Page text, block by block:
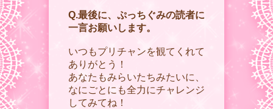
Q.最後に、ぷっちぐみの読者に
一言お願いします。
いつもプリチャンを観てくれて
ありがとう！
あなたもみらいたちみたいに、
なにごとにも全力にチャレンジ
してみてね！